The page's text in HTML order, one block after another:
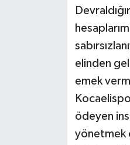
elinden
emek
ödeyen
yönetmek